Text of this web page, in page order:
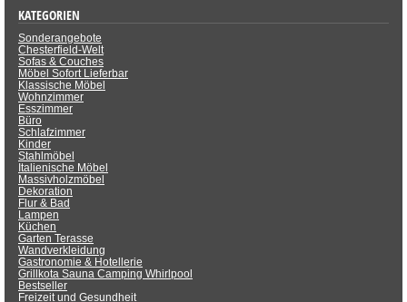
KATEGORIEN
Sonderangebote
Chesterfield-Welt
Sofas & Couches
Möbel Sofort Lieferbar
Klassische Möbel
Wohnzimmer
Esszimmer
Büro
Schlafzimmer
Kinder
Stahlmöbel
Italienische Möbel
Massivholzmöbel
Dekoration
Flur & Bad
Lampen
Küchen
Garten Terasse
Wandverkleidung
Gastronomie & Hotellerie
Grillkota Sauna Camping Whirlpool
Bestseller
Freizeit und Gesundheit